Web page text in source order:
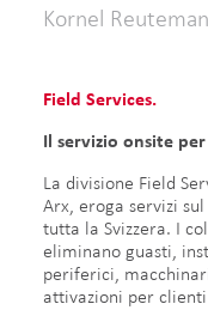
Kornel
Field Services.
Il servizio onsite
La divisione Field
Arx, eroga servizi
tutta la Svizzera. I
eliminano guasti,
periferici,
attivazioni per